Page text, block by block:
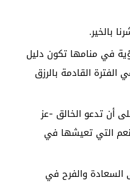
بالخير.
في منامها تكون دليل
القادمة بالرزق
أن تدعو الخالق -عز
التي تعيشها في
السعادة والفرح في